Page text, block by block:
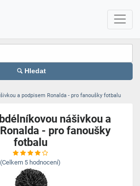
Hledat
a podpisem Ronalda - pro fanoušky fotbalu
nášivkou a
- pro fanoušky
fotbalu
(Celkem 5 hodnocení)